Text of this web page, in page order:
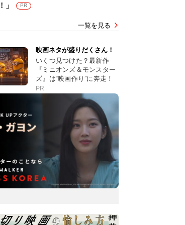
」
PR
一覧を見る
映画ネタが盛りだくさん！
いくつ見つけた？最新作
『ミニオンズ＆モンスター
ズ』は“映画作り”に奔走！
PR